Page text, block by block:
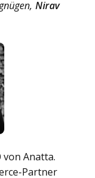
Nirav
von Anatta.
Partner